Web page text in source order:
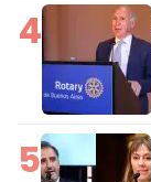
4
5